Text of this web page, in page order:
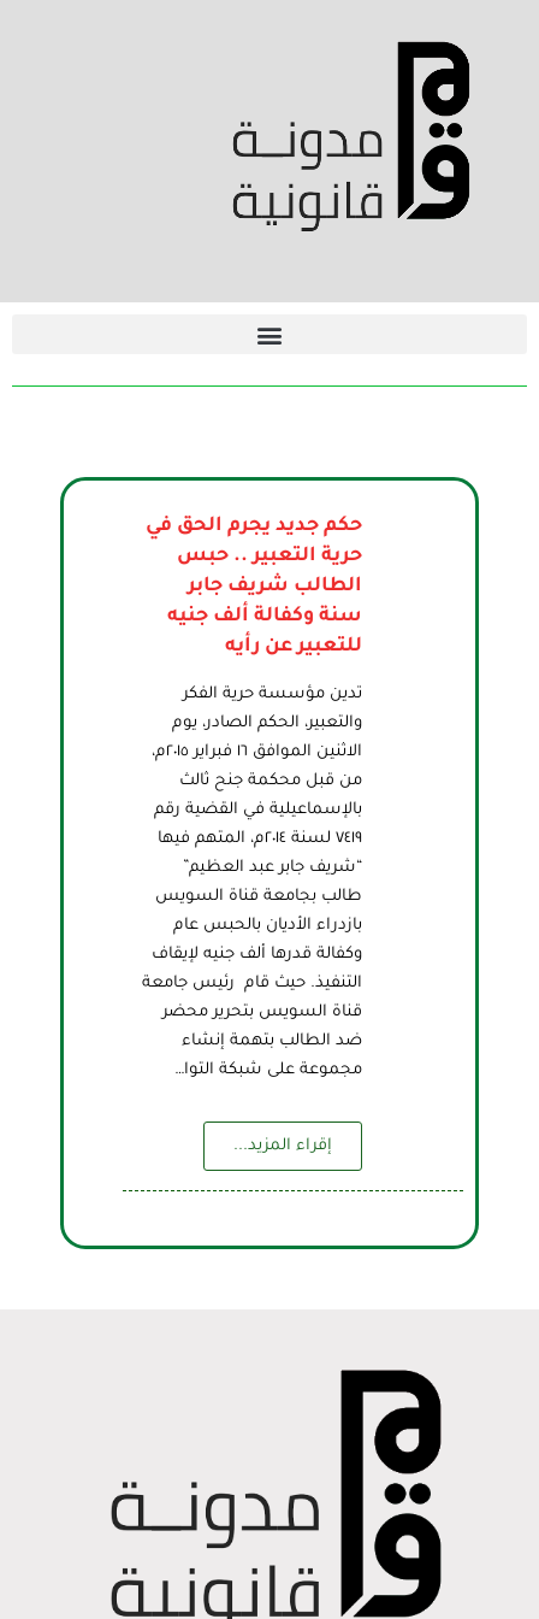
حكم جديد يجرم الحق في
حرية التعبير .. حبس
الطالب شريف جابر
سنة وكفالة ألف جنيه
للتعبير عن رأيه
تدين مؤسسة حرية الفكر
والتعبير، الحكم الصادر، يوم
الاثنين الموافق ١٦ فبراير ٢٠١٥م،
من قبل محكمة جنح ثالث
بالإسماعيلية في القضية رقم
٧٤١٩ لسنة ٢٠١٤م، المتهم فيها
“شريف جابر عبد العظيم”
طالب بجامعة قناة السويس
بازدراء الأديان بالحبس عام
وكفالة قدرها ألف جنيه لإيقاف
التنفيذ. حيث قام رئيس جامعة
قناة السويس بتحرير محضر
ضد الطالب بتهمة إنشاء
مجموعة على شبكة التوا…
إقراء المزيد...